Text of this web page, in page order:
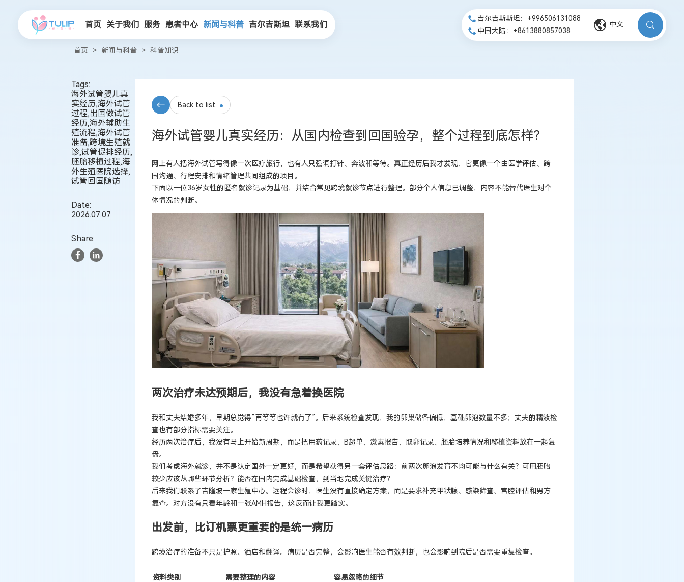
首页 关于我们 服务 患者中心 新闻与科普 吉尔吉斯坦 联系我们
吉尔吉斯斯坦：+996506131088
中国大陆：+8613880857038
中文
首页 > 新闻与科普 > 科普知识
Tags:
海外试管婴儿真
实经历,海外试管
过程,出国做试管
经历,海外辅助生
殖流程,海外试管
准备,跨境生殖就
诊,试管促排经历,
胚胎移植过程,海
外生殖医院选择,
试管回国随访
Date:
2026.07.07
Share:
Back to list
海外试管婴儿真实经历：从国内检查到回国验孕，整个过程到底怎样？
网上有人把海外试管写得像一次医疗旅行，也有人只强调打针、奔波和等待。真正经历后我才发现，它更像一个由医学评估、跨
国沟通、行程安排和情绪管理共同组成的项目。
下面以一位36岁女性的匿名就诊记录为基础，并结合常见跨境就诊节点进行整理。部分个人信息已调整，内容不能替代医生对个
体情况的判断。
两次治疗未达预期后，我没有急着换医院
我和丈夫结婚多年，早期总觉得“再等等也许就有了”。后来系统检查发现，我的卵巢储备偏低，基础卵泡数量不多；丈夫的精液检
查也有部分指标需要关注。
经历两次治疗后，我没有马上开始新周期，而是把用药记录、B超单、激素报告、取卵记录、胚胎培养情况和移植资料放在一起复
盘。
我们考虑海外就诊，并不是认定国外一定更好，而是希望获得另一套评估思路：前两次卵泡发育不均可能与什么有关？可用胚胎
较少应该从哪些环节分析？能否在国内完成基础检查，到当地完成关键治疗？
后来我们联系了吉隆坡一家生殖中心。远程会诊时，医生没有直接确定方案，而是要求补充甲状腺、感染筛查、宫腔评估和男方
复查。对方没有只看年龄和一张AMH报告，这反而让我更踏实。
出发前，比订机票更重要的是统一病历
跨境治疗的准备不只是护照、酒店和翻译。病历是否完整，会影响医生能否有效判断，也会影响到院后是否需要重复检查。
资料类别 需要整理的内容
容易忽略的细节